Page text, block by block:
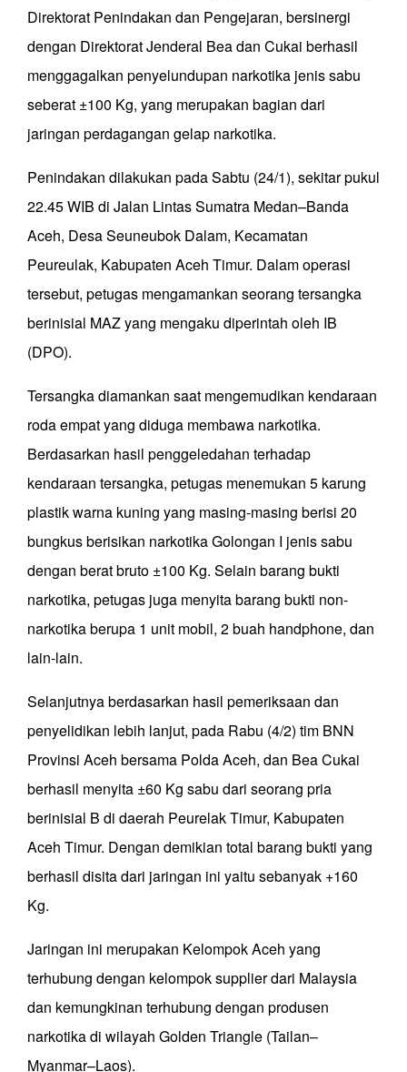
Direktorat Penindakan dan Pengejaran, bersinergi
dengan Direktorat Jenderal Bea dan Cukai berhasil
menggagalkan penyelundupan narkotika jenis sabu
seberat ±100 Kg, yang merupakan bagian dari
jaringan perdagangan gelap narkotika.
Penindakan dilakukan pada Sabtu (24/1), sekitar pukul
22.45 WIB di Jalan Lintas Sumatra Medan–Banda
Aceh, Desa Seuneubok Dalam, Kecamatan
Peureulak, Kabupaten Aceh Timur. Dalam operasi
tersebut, petugas mengamankan seorang tersangka
berinisial MAZ yang mengaku diperintah oleh IB
(DPO).
Tersangka diamankan saat mengemudikan kendaraan
roda empat yang diduga membawa narkotika.
Berdasarkan hasil penggeledahan terhadap
kendaraan tersangka, petugas menemukan 5 karung
plastik warna kuning yang masing-masing berisi 20
bungkus berisikan narkotika Golongan I jenis sabu
dengan berat bruto ±100 Kg. Selain barang bukti
narkotika, petugas juga menyita barang bukti non-
narkotika berupa 1 unit mobil, 2 buah handphone, dan
lain-lain.
Selanjutnya berdasarkan hasil pemeriksaan dan
penyelidikan lebih lanjut, pada Rabu (4/2) tim BNN
Provinsi Aceh bersama Polda Aceh, dan Bea Cukai
berhasil menyita ±60 Kg sabu dari seorang pria
berinisial B di daerah Peurelak Timur, Kabupaten
Aceh Timur. Dengan demikian total barang bukti yang
berhasil disita dari jaringan ini yaitu sebanyak +160
Kg.
Jaringan ini merupakan Kelompok Aceh yang
terhubung dengan kelompok supplier dari Malaysia
dan kemungkinan terhubung dengan produsen
narkotika di wilayah Golden Triangle (Tailan–
Myanmar–Laos).